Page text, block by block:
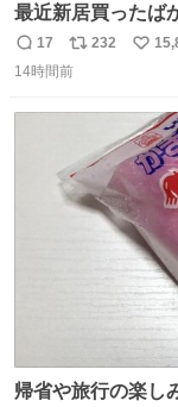
最近新居買ったば
長男
返
信
17
リ
ポ
232
い
数
14時間前
帰省や旅行の楽し